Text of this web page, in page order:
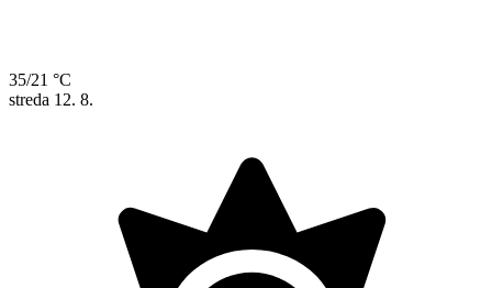
35/21 °C
streda 12. 8.